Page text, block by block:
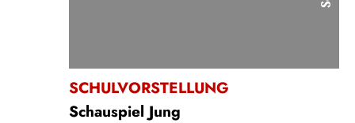
SCHULVORSTELLUNG
Schauspiel Jung